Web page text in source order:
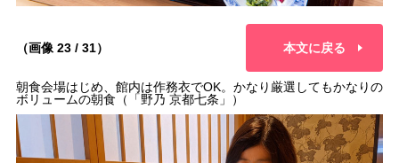
（画像 23 / 31） 本文に戻る
朝食会場はじめ、館内は作務衣でOK。かなり厳選してもかなりの
ボリュームの朝食（「野乃 京都七条」）